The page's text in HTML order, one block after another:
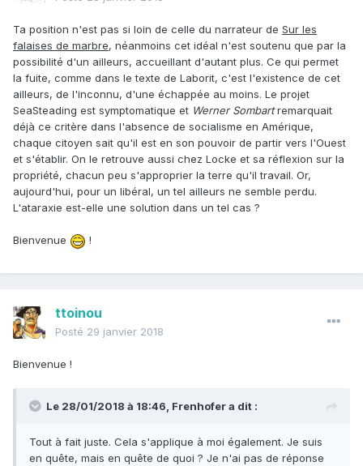
Ta position n'est pas si loin de celle du narrateur de Sur les
falaises de marbre, néanmoins cet idéal n'est soutenu que par la
possibilité d'un ailleurs, accueillant d'autant plus. Ce qui permet
la fuite, comme dans le texte de Laborit, c'est l'existence de cet
ailleurs, de l'inconnu, d'une échappée au moins. Le projet
SeaSteading est symptomatique et Werner Sombartremarquait
déjà ce critère dans l'absence de socialisme en Amérique,
chaque citoyen sait qu'il est en son pouvoir de partir vers l'Ouest
et s'établir. On le retrouve aussi chez Locke et sa réflexion sur la
propriété, chacun peu s'approprier la terre qu'il travail. Or,
aujourd'hui, pour un libéral, un tel ailleurs ne semble perdu.
L'ataraxie est-elle une solution dans un tel cas ?
Bienvenue !
ttoinou
Posté 29 janvier 2018
Bienvenue !
Le 28/01/2018 à 18:46, Frenhofera dit :
Tout à fait juste. Cela s'applique à moi également. Je suis
en quête, mais en quête de quoi ? Je n'ai pas de réponse